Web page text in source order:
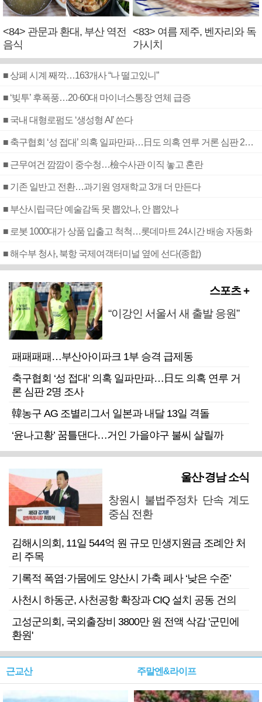
<84> 관문과 환대, 부산 역전
음식
<83> 여름 제주, 벤자리와 독
가시치
■ 상폐 시계 째깍…163개사 “나 떨고있니”
■ ‘빚투’ 후폭풍…20·60대 마이너스통장 연체 급증
■ 국내 대형로펌도 ‘생성형 AI’ 쓴다
■ 축구협회 ‘성 접대’ 의혹 일파만파…日도 의혹 연루 거론 심판 2명 조사
■ 근무여건 깜깜이 중수청…檢수사관 이직 놓고 혼란
■ 기존 일반고 전환…과기원 영재학교 3개 더 만든다
■ 부산시립극단 예술감독 못 뽑았나, 안 뽑았나
■ 로봇 1000대가 상품 입출고 척척…롯데마트 24시간 배송 자동화
■ 해수부 청사, 북항 국제여객터미널 옆에 선다(종합)
스포츠 +
“이강인 서울서 새 출발 응원”
패패패패…부산아이파크 1부 승격 급제동
축구협회 ‘성 접대’ 의혹 일파만파…日도 의혹 연루 거
론 심판 2명 조사
韓농구 AG 조별리그서 일본과 내달 13일 격돌
‘윤나고황’ 꿈틀댄다…거인 가을야구 불씨 살릴까
울산·경남 소식
창원시 불법주정차 단속 계도
중심 전환
김해시의회, 11일 544억 원 규모 민생지원금 조례안 처
리 주목
기록적 폭염·가뭄에도 양산시 가축 폐사 ‘낮은 수준’
사천시 하동군, 사천공항 확장과 CIQ 설치 공동 건의
고성군의회, 국외출장비 3800만 원 전액 삭감 '군민에
환원'
근교산 주말엔&라이프